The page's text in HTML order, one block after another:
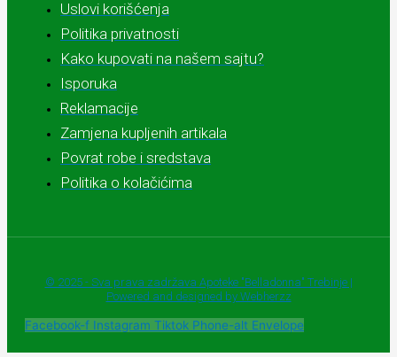
Uslovi korišćenja
Politika privatnosti
Kako kupovati na našem sajtu?
Isporuka
Reklamacije
Zamjena kupljenih artikala
Povrat robe i sredstava
Politika o kolačićima
© 2025 - Sva prava zadržava Apoteke "Belladonna" Trebinje |
Powered and designed by Webherzz
Facebook-f Instagram Tiktok Phone-alt Envelope